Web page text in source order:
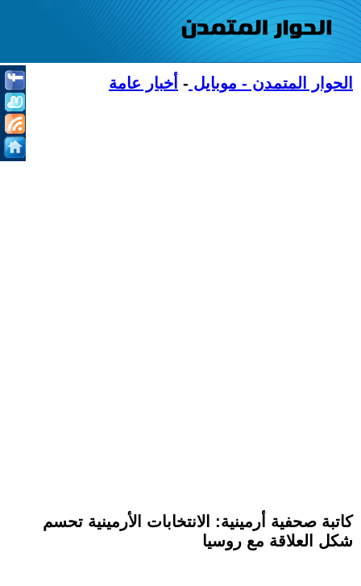
الحوار المتمدن - موبايل - أخبار عامة
كاتبة صحفية أرمينية: الانتخابات الأرمينية تحسم
شكل العلاقة مع روسيا